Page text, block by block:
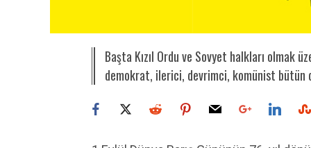
Başta Kızıl Ordu ve Sovyet halkları olmak
demokrat, ilerici, devrimci, komünist bütün